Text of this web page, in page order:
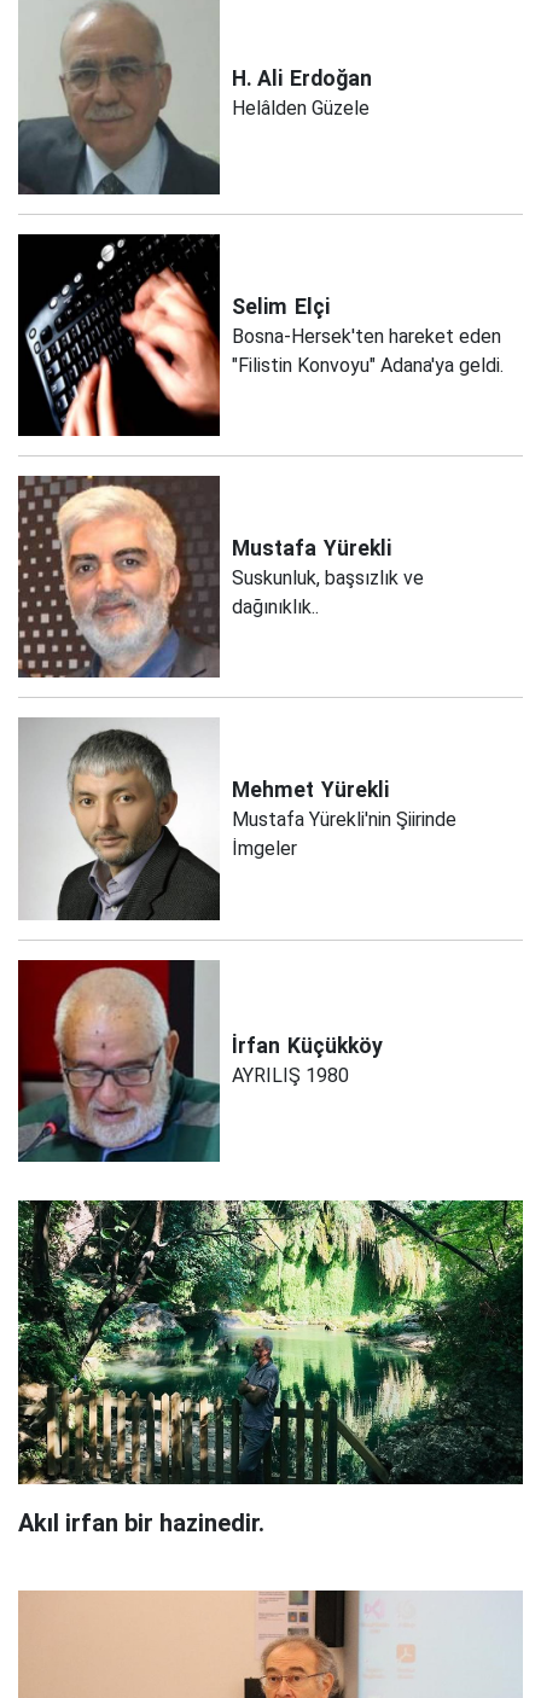
H. Ali Erdoğan
Helâlden Güzele
Selim Elçi
Bosna-Hersek'ten hareket eden
"Filistin Konvoyu" Adana'ya geldi.
Mustafa Yürekli
Suskunluk, başsızlık ve
dağınıklık..
Mehmet Yürekli
Mustafa Yürekli'nin Şiirinde
İmgeler
İrfan Küçükköy
AYRILIŞ 1980
Akıl irfan bir hazinedir.